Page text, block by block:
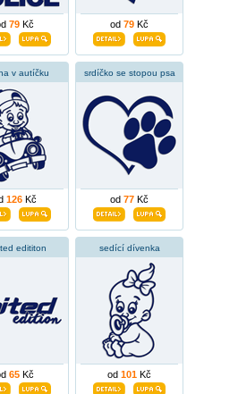
79 Kč od 79 Kč
v autíčku
126 Kč
srdíčko se stopou psa
od 77 Kč
edititon
65 Kč
sedící dívenka
od 101 Kč